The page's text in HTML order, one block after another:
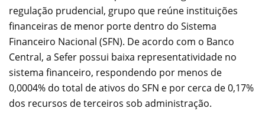
regulação prudencial, grupo que reúne instituições
financeiras de menor porte dentro do Sistema
Financeiro Nacional (SFN). De acordo com o Banco
Central, a Sefer possui baixa representatividade no
sistema financeiro, respondendo por menos de
0,0004% do total de ativos do SFN e por cerca de 0,17%
dos recursos de terceiros sob administração.